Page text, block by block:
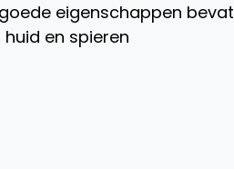
eigenschappen bevat
en spieren